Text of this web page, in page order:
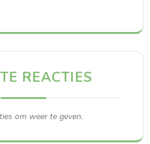
REACTIES
om weer te geven.